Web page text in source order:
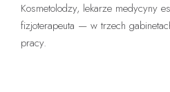
Kosmetolodzy, lekarze medycyny
fizjoterapeuta — w trzech
pracy.